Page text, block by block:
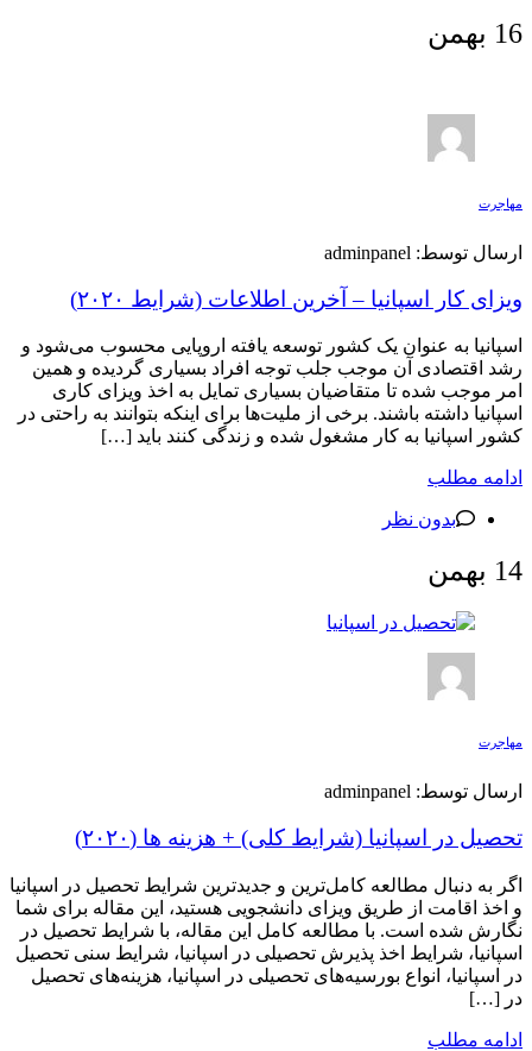
16 بهمن
مهاجرت
ارسال توسط: adminpanel
ویزای کار اسپانیا – آخرین اطلاعات (شرایط ۲۰۲۰)
اسپانیا به عنوان یک کشور توسعه یافته اروپایی محسوب می‌شود و
رشد اقتصادی آن موجب جلب توجه افراد بسیاری گردیده و همین
امر موجب شده تا متقاضیان بسیاری تمایل به اخذ ویزای کاری
اسپانیا داشته باشند. برخی از ملیت‌ها برای اینکه بتوانند به راحتی در
کشور اسپانیا به کار مشغول شده و زندگی کنند باید […]
ادامه مطلب
بدون نظر
14 بهمن
مهاجرت
ارسال توسط: adminpanel
تحصیل در اسپانیا (شرایط کلی) + هزینه ها (۲۰۲۰)
اگر به دنبال مطالعه کامل‌ترین و جدیدترین شرایط تحصیل در اسپانیا
و اخذ اقامت از طریق ویزای دانشجویی هستید، این مقاله برای شما
نگارش شده است. با مطالعه کامل این مقاله، با شرایط تحصیل در
اسپانیا، شرایط اخذ پذیرش تحصیلی در اسپانیا، شرایط سنی تحصیل
در اسپانیا، انواع بورسیه‌های تحصیلی در اسپانیا، هزینه‌های تحصیل
در […]
ادامه مطلب